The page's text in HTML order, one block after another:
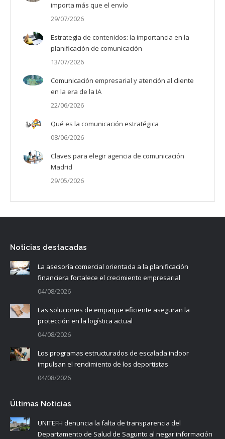
importa más que el envío
29/07/2026
Estrategia de contenidos: la importancia en la
planificación de comunicación
13/07/2026
Comunicación empresarial y atención al cliente
en la era de la IA
22/06/2026
Qué es la comunicación estratégica
08/06/2026
Claves para elegir agencia de comunicación
Madrid
29/05/2026
Noticias destacadas
La asesoría comercial orientada a la planificación
financiera fortalece el crecimiento empresarial
04/08/2026
Las soluciones de empaque eficiente aseguran la
protección en la logística actual
04/08/2026
Los programas estructurados de escalada indoor
impulsan el rendimiento de los deportistas
04/08/2026
Últimas Noticias
UNITEFH denuncia la falta de transparencia del
Departamento de Salud de Sagunto al negar información